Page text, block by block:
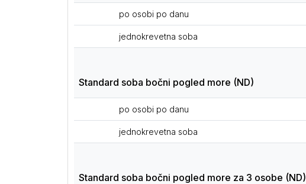
po osobi po danu
jednokrevetna soba
Standard soba bočni pogled more (ND)
po osobi po danu
jednokrevetna soba
Standard soba bočni pogled more za 3 osobe (ND)